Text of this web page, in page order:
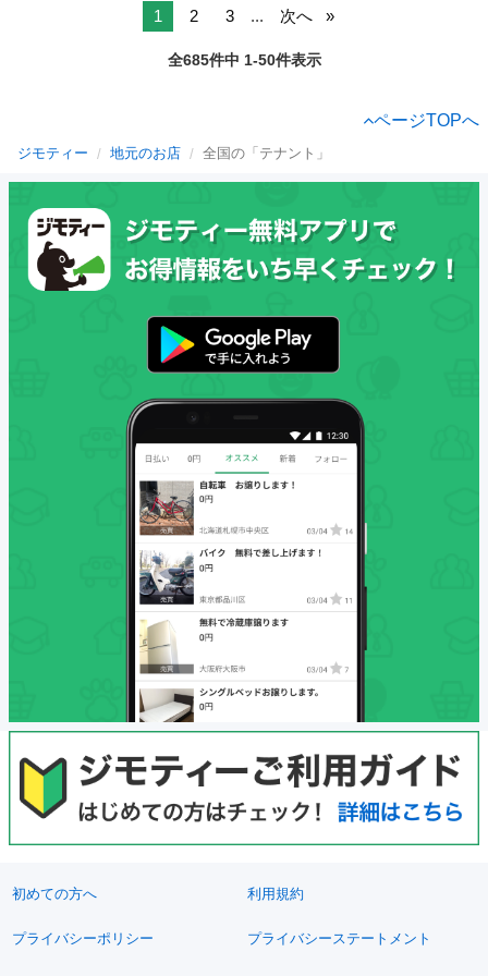
1 2 3 ... 次へ
全685件中 1-50件表示
ページTOPへ
ジモティー 地元のお店 全国の「テナント」
初めての方へ 利用規約
プライバシーポリシー プライバシーステートメント